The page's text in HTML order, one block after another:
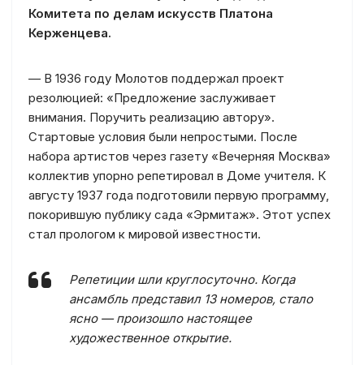
Комитета по делам искусств Платона
Керженцева.
— В 1936 году Молотов поддержал проект
резолюцией: «Предложение заслуживает
внимания. Поручить реализацию автору».
Стартовые условия были непростыми. После
набора артистов через газету «Вечерняя Москва»
коллектив упорно репетировал в Доме учителя. К
августу 1937 года подготовили первую программу,
покорившую публику сада «Эрмитаж». Этот успех
стал прологом к мировой известности.
Репетиции шли круглосуточно. Когда
ансамбль представил 13 номеров, стало
ясно — произошло настоящее
художественное открытие.